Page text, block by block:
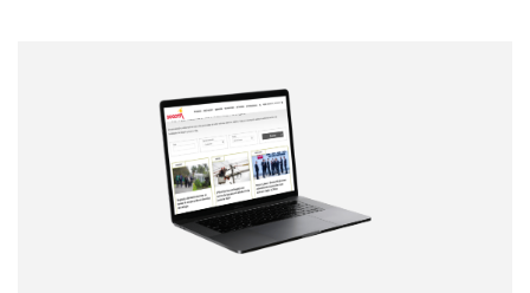
Correo electrónico
Tipo de comentario